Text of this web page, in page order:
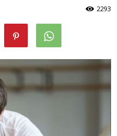
2293